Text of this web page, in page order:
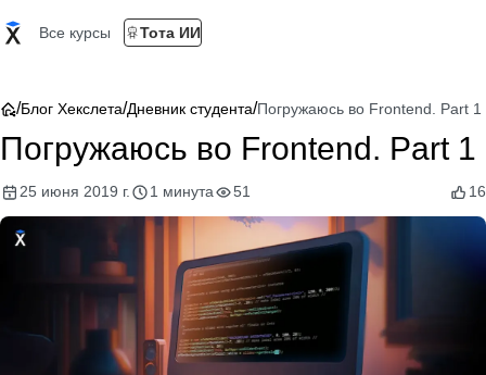
Все курсы Тота ИИ
/Блог Хекслета/Дневник студента/Погружаюсь во Frontend. Part 1
Погружаюсь во Frontend. Part 1
25 июня 2019 г. 1 минута 51 16